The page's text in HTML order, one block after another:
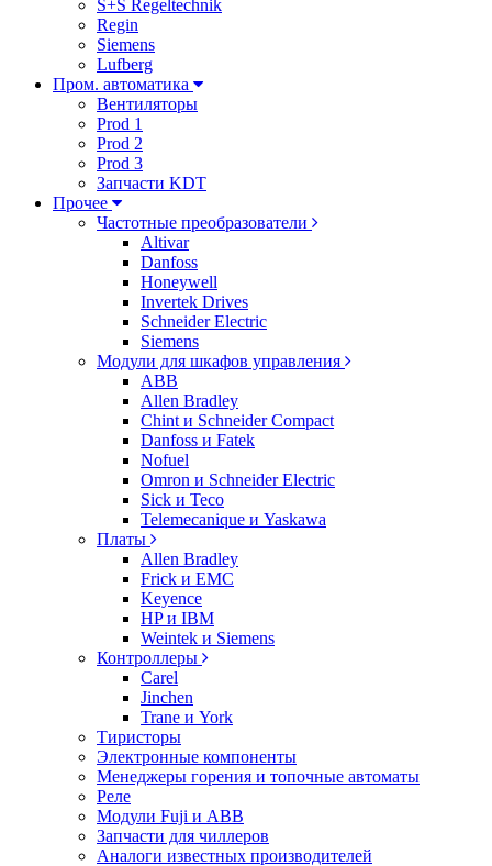
S+S Regeltechnik
Regin
Siemens
Lufberg
Пром. автоматика
Вентиляторы
Prod 1
Prod 2
Prod 3
Запчасти KDT
Прочее
Частотные преобразователи
Altivar
Danfoss
Honeywell
Invertek Drives
Schneider Electric
Siemens
Модули для шкафов управления
ABB
Allen Bradley
Chint и Schneider Compact
Danfoss и Fatek
Nofuel
Omron и Schneider Electric
Sick и Teco
Telemecanique и Yaskawa
Платы
Allen Bradley
Frick и EMC
Keyence
HP и IBM
Weintek и Siemens
Контроллеры
Carel
Jinchen
Trane и York
Тиристоры
Электронные компоненты
Менеджеры горения и топочные автоматы
Реле
Модули Fuji и ABB
Запчасти для чиллеров
Аналоги известных производителей